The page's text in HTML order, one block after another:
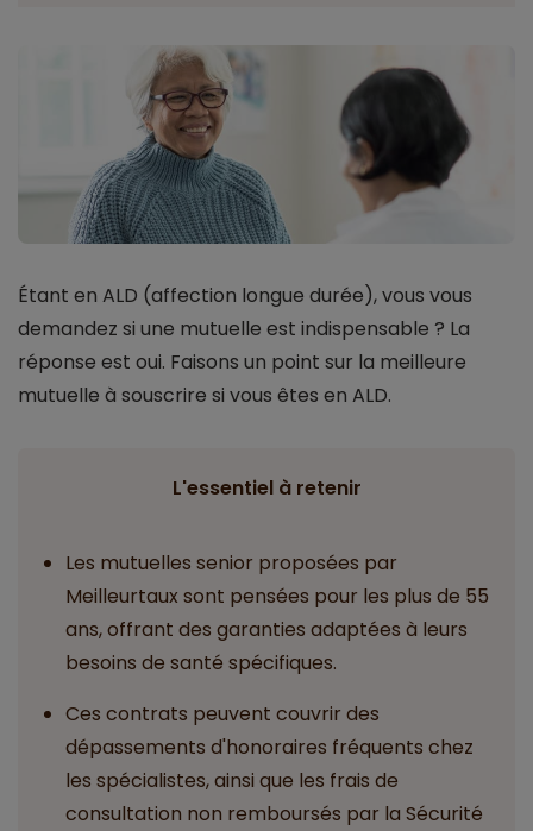
Étant en ALD (affection longue durée), vous vous
demandez si une mutuelle est indispensable ? La
réponse est oui. Faisons un point sur la meilleure
mutuelle à souscrire si vous êtes en ALD.
L'essentiel à retenir
Les mutuelles senior proposées par
Meilleurtaux sont pensées pour les plus de 55
ans, offrant des garanties adaptées à leurs
besoins de santé spécifiques.
Ces contrats peuvent couvrir des
dépassements d'honoraires fréquents chez
les spécialistes, ainsi que les frais de
consultation non remboursés par la Sécurité